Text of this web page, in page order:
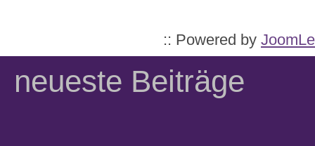
:: Powered by
neueste Beiträge